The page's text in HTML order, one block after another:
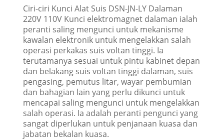
Ciri-ciri Kunci Alat Suis DSN-JN-LY Dalaman
220V 110V Kunci elektromagnet dalaman ialah
peranti saling mengunci untuk mekanisme
kawalan elektronik untuk mengelakkan salah
operasi perkakas suis voltan tinggi. Ia
terutamanya sesuai untuk pintu kabinet depan
dan belakang suis voltan tinggi dalaman, suis
pengasing, pemutus litar, wayar pembumian
dan bahagian lain yang perlu dikunci untuk
mencapai saling mengunci untuk mengelakkan
salah operasi. Ia adalah peranti pengunci yang
sangat diperlukan untuk penjanaan kuasa dan
jabatan bekalan kuasa.